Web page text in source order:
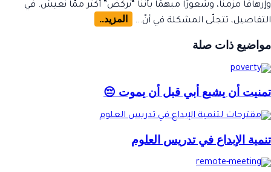
وإرهاقًا مزمنًا، وشعورًا مبهمًا بأنّنا “نركض” أكثر ممّا نعيش. في
التفاصيل، تتجلّى المشكلة في أنّ...
المزيد..
مواضيع ذات صلة
تمنيت أن يشبع أبي قبل أن يموت 😔
تنمية الإبداع في تدريس العلوم